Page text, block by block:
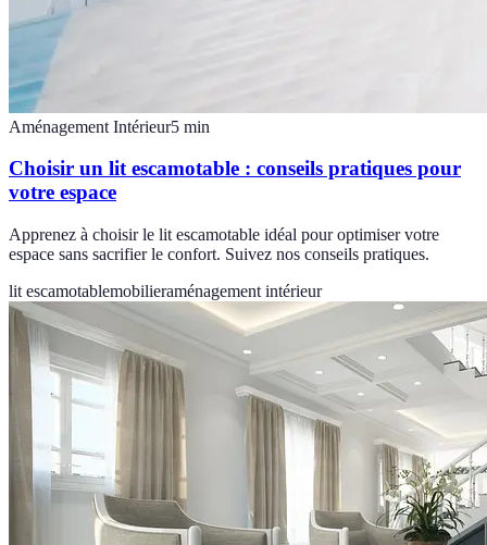
Aménagement Intérieur5 min
Choisir un lit escamotable : conseils pratiques pour
votre espace
Apprenez à choisir le lit escamotable idéal pour optimiser votre
espace sans sacrifier le confort. Suivez nos conseils pratiques.
lit escamotablemobilieraménagement intérieur